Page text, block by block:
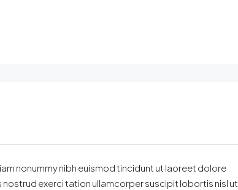
nonummy nibh euismod tincidunt ut laoreet dolore
nostrud exerci tation ullamcorper suscipit lobortis nisl ut